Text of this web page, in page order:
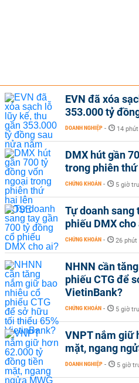
EVN đã xóa
353.000 tỷ
DOANH NGHIỆP - 14
DMX hút gần
trong phiên thứ
CHỨNG KHOÁN - 5 giờ
Tự doanh sang
phiếu DMX cho
CHỨNG KHOÁN - 26
NHNN cần
phiếu CTG để
VietinBank?
CHỨNG KHOÁN - 5 giờ
VNPT nắm giữ
mặt, ngang
DOANH NGHIỆP - 5 giờ